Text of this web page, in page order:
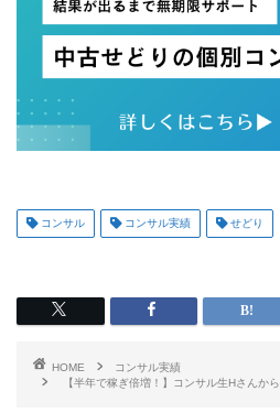
コンサル コンサル実績 せどり
HOME
コンサル実績
【半年で稼ぎ倍増！】コンサル生Hさんか